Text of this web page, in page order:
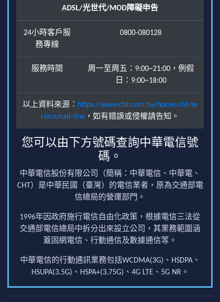
ADSL/光世代/MOD障礙申告
24小時客戶服
務專線
0800-080128
服務時間
周一至周五：9:00~21:00，例假
日：9:00~18:00
以上資料來源： https://www.cht.com.tw/home/cht/se
rvice/call-line ，如有錯誤或侵權請告知。
您可以由下方號碼查詢中華電信號
碼。
中華電信股份有限公司（簡稱：中華電信、中華電、
CHT）是中華民國（臺灣）的電信業者，原為交通部電
信總局的營運部門。
1996年因政府施行電信自由化政策，根據電信三法從
交通部電信總局中拆分出來設立公司，其業務範圍涵
蓋固網電信、行動通信及數據通信等。
中華電信的行動通訊業務包括WCDMA(3G)、HSDPA、
HSUPA(3.5G)、HSPA+(3.75G)、4G LTE、5G NR。